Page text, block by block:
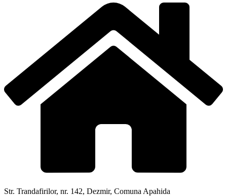
Str. Trandafirilor, nr. 142, Dezmir, Comuna Apahida